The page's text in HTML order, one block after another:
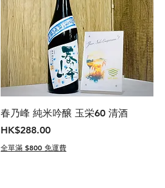
春乃峰 純米吟醸 玉栄60 清酒
價格
HK$288.00
全單滿 $800 免運費